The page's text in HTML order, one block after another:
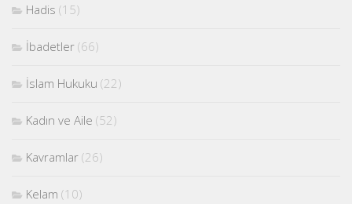
Hadis (15)
İbadetler (66)
İslam Hukuku (22)
Kadın ve Aile (52)
Kavramlar (26)
Kelam (10)